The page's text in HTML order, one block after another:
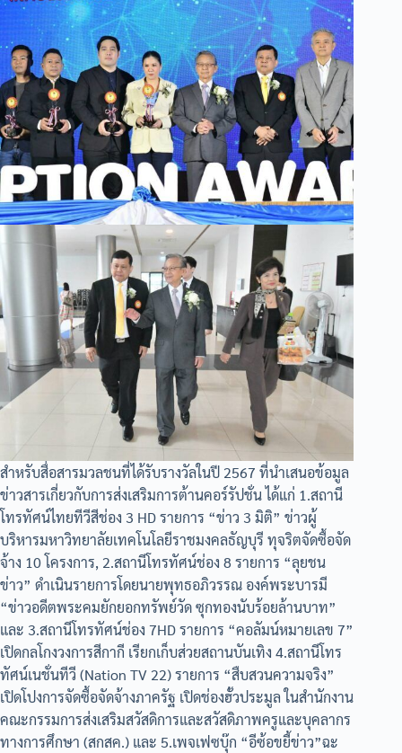
สำหรับสื่อสารมวลชนที่ได้รับรางวัลในปี 2567 ที่นำเสนอข้อมูล
ข่าวสารเกี่ยวกับการส่งเสริมการต้านคอร์รัปชั่น ได้แก่ 1.สถานี
โทรทัศน์ไทยทีวีสีช่อง 3 HD รายการ “ข่าว 3 มิติ” ข่าวผู้
บริหารมหาวิทยาลัยเทคโนโลยีราชมงคลธัญบุรี ทุจริตจัดซื้อจัด
จ้าง 10 โครงการ, 2.สถานีโทรทัศน์ช่อง 8 รายการ “ลุยชน
ข่าว” ดำเนินรายการโดยนายพุทธอภิวรรณ องค์พระบารมี
“ข่าวอดีตพระคมยักยอกทรัพย์วัด ซุกทองนับร้อยล้านบาท”
และ 3.สถานีโทรทัศน์ช่อง 7HD รายการ “คอลัมน์หมายเลข 7”
เปิดกลโกงวงการสีกากี เรียกเก็บส่วยสถานบันเทิง 4.สถานีโทร
ทัศน์เนชั่นทีวี (Nation TV 22) รายการ “สืบสวนความจริง”
เปิดโปงการจัดซื้อจัดจ้างภาครัฐ เปิดช่องฮั้วประมูล ในสำนักงาน
คณะกรรมการส่งเสริมสวัสดิการและสวัสดิภาพครูและบุคลากร
ทางการศึกษา (สกสค.) และ 5.เพจเฟซบุ๊ก “อีซ้อขยี้ข่าว”ฉะ